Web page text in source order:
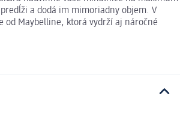
a dodá im mimoriadny objem. V
od Maybelline, ktorá vydrží aj náročné